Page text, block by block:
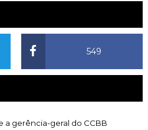
549
a gerência-geral do CCBB